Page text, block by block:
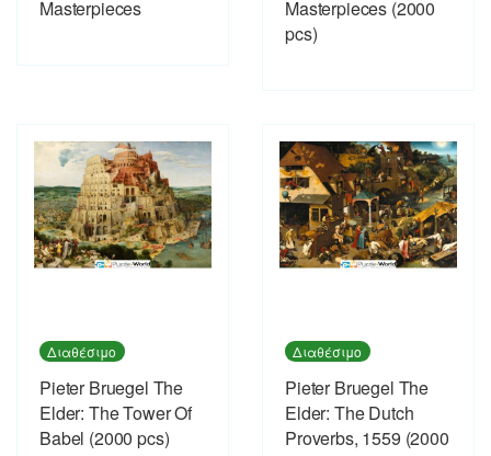
Masterpieces
Masterpieces (2000
pcs)
Διαθέσιμο
Pieter Bruegel The
Elder: The Tower Of
Babel (2000 pcs)
Διαθέσιμο
Pieter Bruegel The
Elder: The Dutch
Proverbs, 1559 (2000